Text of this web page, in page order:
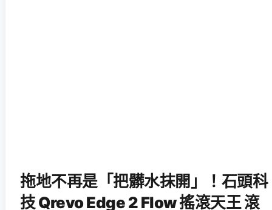
拖地不再是「把髒水抹開」！石頭科
技 Qrevo Edge 2 Flow 搖滾天王 滾